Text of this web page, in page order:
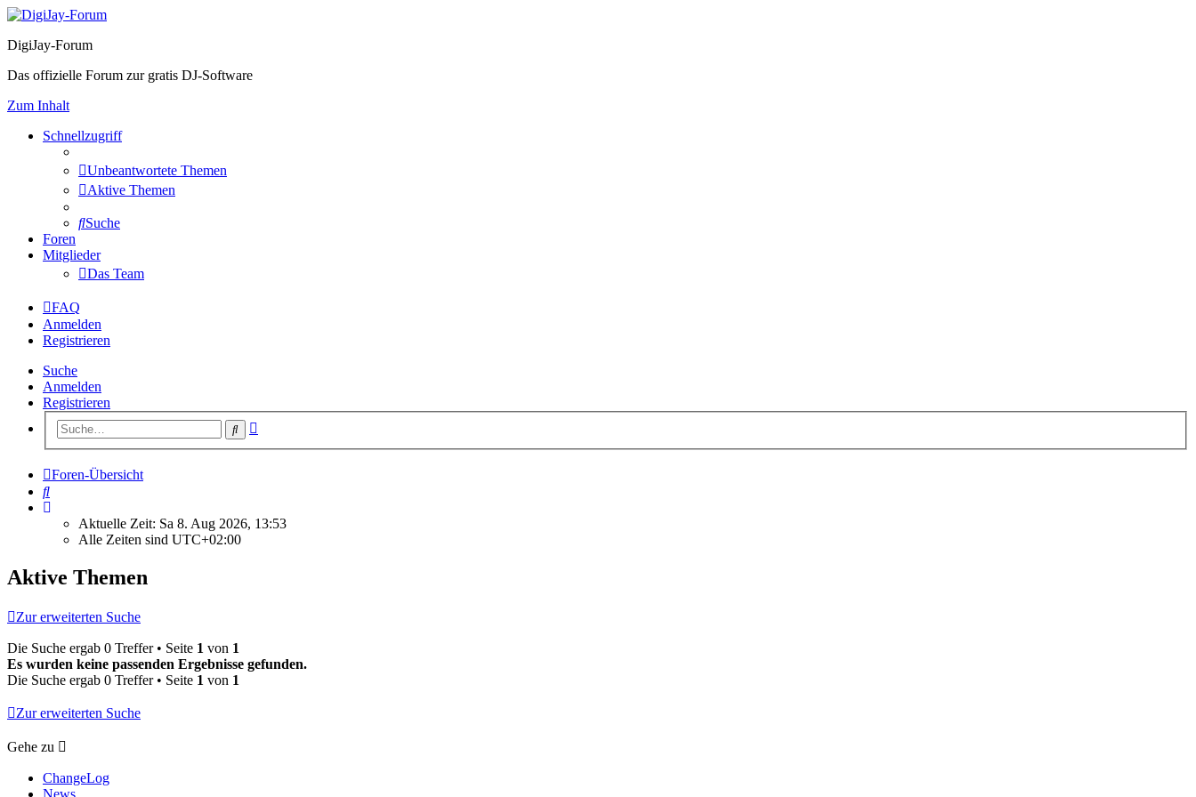
DigiJay-Forum
Das offizielle Forum zur gratis DJ-Software
Zum Inhalt
Schnellzugriff
Unbeantwortete Themen
Aktive Themen
Suche
Foren
Mitglieder
Das Team
FAQ
Anmelden
Registrieren
Suche
Anmelden
Registrieren
Suche
Foren-Übersicht
Suche
Aktuelle Zeit: Sa 8. Aug 2026, 13:53
Alle Zeiten sind UTC+02:00
Aktive Themen
Zur erweiterten Suche
Die Suche ergab 0 Treffer • Seite 1 von 1
Es wurden keine passenden Ergebnisse gefunden.
Die Suche ergab 0 Treffer • Seite 1 von 1
Zur erweiterten Suche
Gehe zu
ChangeLog